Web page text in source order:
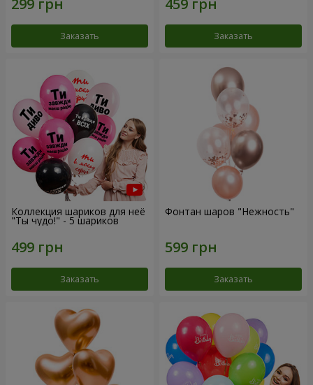
Заказать Заказать
Коллекция шариков для неё
"Ты чудо!" - 5 шариков
Заказать
Фонтан шаров "Нежность"
Заказать